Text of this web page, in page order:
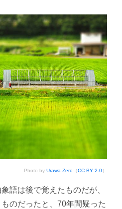
Photo by Urawa Zero （CC BY 2.0）
語は後で覚えたものだが、
のだったと、70年間疑った